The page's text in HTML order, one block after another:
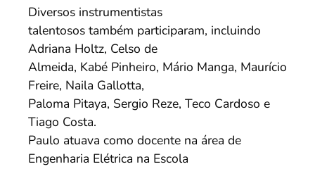
Diversos instrumentistas
talentosos também participaram, incluindo
Adriana Holtz, Celso de
Almeida, Kabé Pinheiro, Mário Manga, Maurício
Freire, Naila Gallotta,
Paloma Pitaya, Sergio Reze, Teco Cardoso e
Tiago Costa.
Paulo atuava como docente na área de
Engenharia Elétrica na Escola